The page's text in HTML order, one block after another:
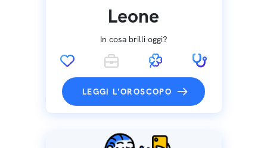
Leone
In cosa brilli oggi?
LEGGI L'OROSCOPO